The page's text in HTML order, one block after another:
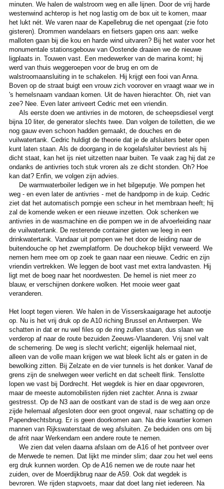
minuten. We halen de walstroom weg en alle lijnen. Door de vrij harde
westenwind achterop is het nog lastig om de box uit te komen, maar
het lukt nét. We varen naar de Kapellebrug die net opengaat (zie foto
gisteren). Drommen wandelaars en fietsers gapen ons aan: welke
malloten gaan bij die kou en harde wind uitvaren? Bij het water voor het
monumentale stationsgebouw van Oostende draaien we de nieuwe
ligplaats in. Touwen vast. Een medewerker van de marina komt; hij
werd van thuis weggeroepen voor de brug en om de
walstroomaansluiting in te schakelen. Hij krijgt een fooi van Anna.
Boven op de straat buigt een vrouw zich voorover en vraagt waar we in
's hemelsnaam vandaan komen. Uit de haven hierachter. Oh, niet van
zee? Nee. Even later arriveert Cedric met een vriendin.
Als eerste doen we antivries in de motoren, de scheepsdiesel vergt
bijna 10 liter, de generator slechts twee. Dan volgen de toiletten, die we
nog gauw even schoon hadden gemaakt, de douches en de
vuilwatertank. Cedric huldigt de theorie dat je de afsluiters beter open
kunt laten staan. Als de doorgang in de kogelafsluiter bevriest als hij
dicht staat, kan het ijs niet uitzetten naar buiten. Te vaak zag hij dat ze
ondanks de antivries toch stuk vroren als ze dicht stonden. Oh? Hoe
kan dat? Enfin, we volgen zijn advies.
De warmwaterboiler ledigen we in het bilgeputje. We pompen het
weg - en even later de antivries - met de handpomp in de kuip. Cedric
ziet dat het automatisch pompje een scheur in het membraan heeft; hij
zal de komende weken er een nieuwe inzetten. Ook schenken we
antivries in de wasmachine en die pompen we in de afvoerleiding naar
de vuilwatertank. De resterende container gieten we leeg in een
drinkwatertank. Vandaar uit pompen we het door de leiding naar de
buitendouche op het zwemplatform. De douchekop blijkt verweerd. We
nemen hem mee om op zoek te gaan naar een nieuwe. Cedric en zijn
vriendin vertrekken. We leggen de boot vast met extra landvasten. Hij
ligt met de boeg naar het noordwesten. De hemel is niet meer zo
blauw, er verschijnen donkere wolken. Het mooie weer gaat
veranderen.
Het loopt tegen vieren. We halen in de Visserskaaigarage het autootje
op. Nu is het vrij druk op de A10 riching Brussel en Antwerpen. We
schatten in dat er nu wel files op de ring zullen staan, dus slaan we
verderop af naar de route bezuiden Zeeuws-Vlaanderen. Vrij snel valt
de schemering. De weg is slecht verlicht; eigenlijk helemaal niet,
alleen van de volle maan krijgen we wat bleek licht als er gaten in de
bewolking zitten. Bij Zelzate en de vier tunnels is het donker. Vanaf de
grens zijn de snelwegen weer verlicht en dat scheelt flink. Tenslotte
lopen we vast bij Dordrecht. Het wegdek is hier en daar opgevroren,
maar de meeste automobilisten rijden niet zachter. Anna is zwaar
gestresst. Op de N3 aan de oostkant van de stad is de weg aan onze
zijde helemaal afgesloten door een groot ongeval, naar schatting op de
Papendrechtsbrug. Er is geen doorkomen aan. Na drie kwartier komen
mannen van Rijkswaterstaat de weg afsluiten. Ze beduiden ons om bij
de afrit naar Werkendam een andere route te nemen.
We zien dat velen daarna afslaan om de A16 of het pontveer over
de Merwede te nemen. Dat lijkt me minder slim; daar zou het wel eens
erg druk kunnen worden. Op de A16 nemen we de route naar het
zuiden, over de Moerdijkbrug naar de A59. Ook dat wegdek is
bevroren. We rijden stapvoets, maar dat doet lang niet iedereen. Na